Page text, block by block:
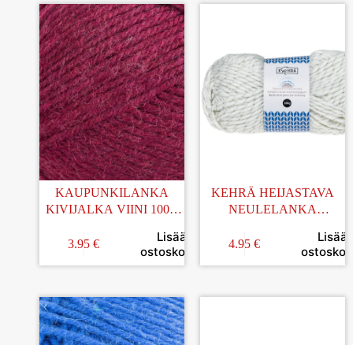
KAUPUNKILANKA
KIVIJALKA VIINI 100G
3.95 €
Lisää
ostoskoriin
KEHRÄ HEIJASTAVA
NEULELANKA
4.95 €
Lisää